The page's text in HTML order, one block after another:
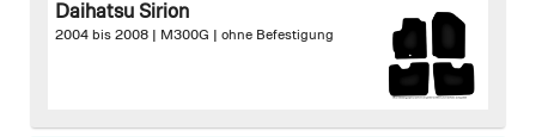
beginning
gallery
Daihatsu Sirion
2004 bis 2008 | M300G | ohne Befestigung